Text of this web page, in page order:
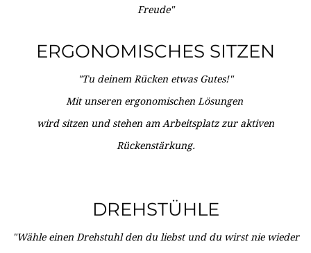
Freude"
ERGONOMISCHES SITZEN
"Tu deinem Rücken etwas Gutes!"
Mit unseren ergonomischen Lösungen
wird sitzen und stehen am Arbeitsplatz zur aktiven
Rückenstärkung.
DREHSTÜHLE
"Wähle einen Drehstuhl den du liebst und du wirst nie wieder